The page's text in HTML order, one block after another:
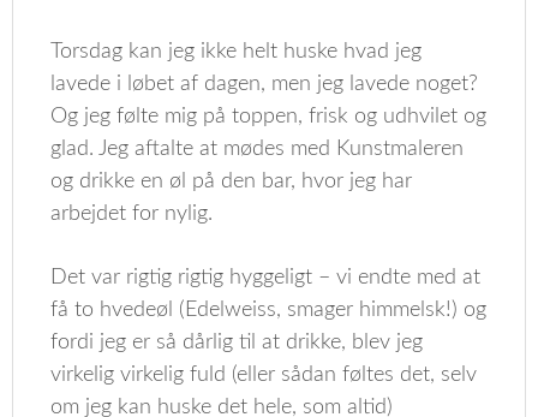
Torsdag kan jeg ikke helt huske hvad jeg
lavede i løbet af dagen, men jeg lavede noget?
Og jeg følte mig på toppen, frisk og udhvilet og
glad. Jeg aftalte at mødes med Kunstmaleren
og drikke en øl på den bar, hvor jeg har
arbejdet for nylig.
Det var rigtig rigtig hyggeligt – vi endte med at
få to hvedeøl (Edelweiss, smager himmelsk!) og
fordi jeg er så dårlig til at drikke, blev jeg
virkelig virkelig fuld (eller sådan føltes det, selv
om jeg kan huske det hele, som altid)